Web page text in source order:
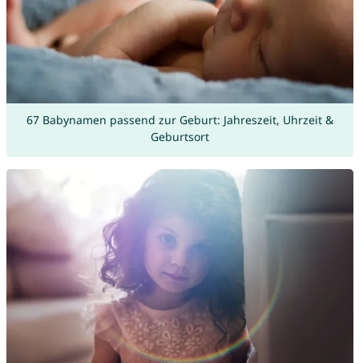
67 Babynamen passend zur Geburt: Jahreszeit, Uhrzeit &
Geburtsort